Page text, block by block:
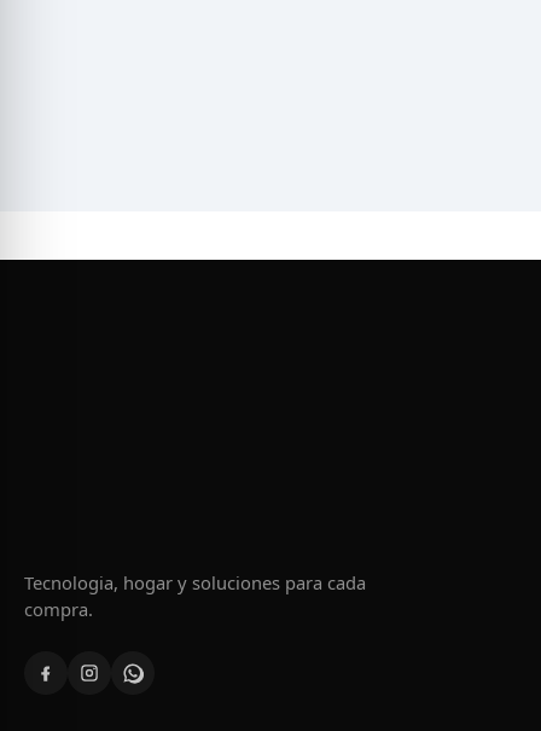
Tecnologia, hogar y soluciones para cada
compra.